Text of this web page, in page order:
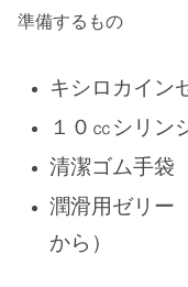
準備するもの
キシロカイン
１０㏄シリン
清潔ゴム手袋
潤滑用ゼリー
から）